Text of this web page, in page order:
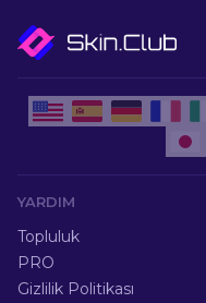
YARDIM
Topluluk
PRO
Gizlilik Politikası